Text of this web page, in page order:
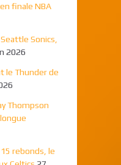
finale NBA
Sonics,
2026
le Thunder de
Thompson
rebonds, le